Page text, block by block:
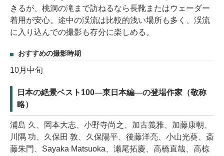
きるが、桃洞の滝まで訪ねるなら長靴またはウェーダー
着用が安心。途中の渓流は比較的浅い場所も多く、渓流
に入り込んでの撮影も存分に楽しめる。
おすすめの撮影時期
10月中旬
日本の絶景ベスト100―東日本編―の登場作家（敬称
略）
浦島 久、岡本大志、小野寺尚之、加古義雅、加藤康朝、
川隅 功、久保田 敦、久保陽平、後藤洋亮、小山光葵、斎
藤朱門、Sayaka Matsuoka、瀬尾拓慶、高橋直哉、高椋